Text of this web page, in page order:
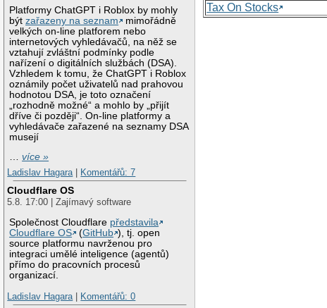
Platformy ChatGPT i Roblox by mohly
býtzařazeny na seznam
mimořádně
velkých on-line platforem nebo
internetových vyhledávačů, na něž se
vztahují zvláštní podmínky podle
nařízení o digitálních službách (DSA).
Vzhledem k tomu, že ChatGPT i Roblox
oznámily počet uživatelů nad prahovou
hodnotou DSA, je toto označení
„rozhodně možné“ a mohlo by „přijít
dříve či později“. On-line platformy a
vyhledávače zařazené na seznamy DSA
musejí
…více »
Ladislav Hagara
Komentářů: 7
Cloudflare OS
5.8. 17:00 | Zajímavý software
Společnost Cloudflare představila
Cloudflare OS
(GitHub ), tj. open
source platformu navrženou pro
integraci umělé inteligence (agentů)
přímo do pracovních procesů
organizací.
Ladislav Hagara
Komentářů: 0
Tax On Stocks